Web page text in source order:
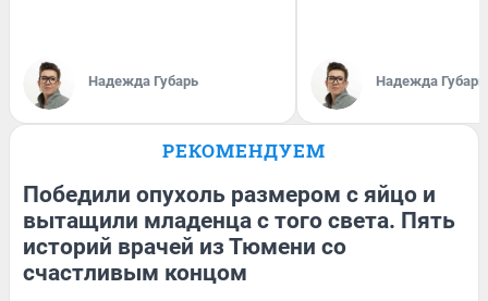
Надежда Губарь Надежда Губарь
РЕКОМЕНДУЕМ
Победили опухоль размером с яйцо и
вытащили младенца с того света. Пять
историй врачей из Тюмени со
счастливым концом